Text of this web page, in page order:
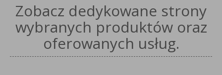
Zobacz dedykowane strony
wybranych produktów oraz
oferowanych usług.